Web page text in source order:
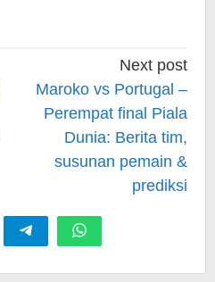
Next post
Maroko vs Portugal –
Perempat final Piala
Dunia: Berita tim,
susunan pemain &
prediksi